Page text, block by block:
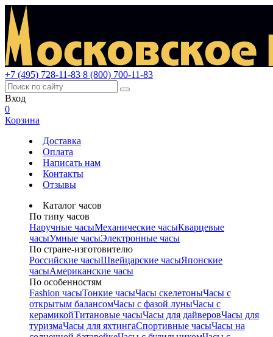
+7 (495) 728-11-83 8 (800) 700-11-83
Вход
0
Корзина
Доставка
Оплата
Написать нам
Контакты
Отзывы
Каталог часов
По типу часов
Наручные часыМеханические часыКварцевые
часыУмные часыЭлектронные часы
По стране-изготовителю
Российские часыШвейцарские часыЯпонские
часыАмериканские часы
По особенностям
Fashion часыТонкие часыЧасы скелетоныЧасы с
открытым балансомЧасы с фазой луныЧасы с
керамикойТитановые часыЧасы для дайверовЧасы для
туризмаЧасы для яхтингаСпортивные часыЧасы на